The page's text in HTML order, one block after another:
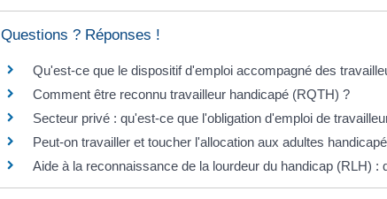
Questions ? Réponses !
Qu'est-ce que le dispositif d'emploi accompagné des
Comment être reconnu travailleur handicapé (RQTH) ?
Secteur privé : qu'est-ce que l'obligation d'emploi de
Peut-on travailler et toucher l'allocation aux adultes
Aide à la reconnaissance de la lourdeur du handicap (RLH) :